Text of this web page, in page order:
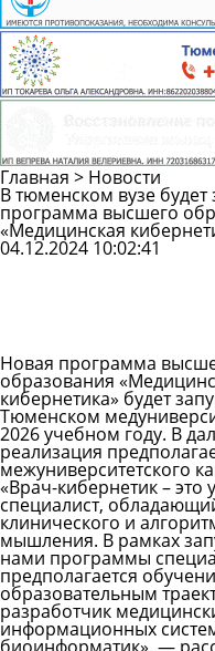
Главная > Новости
В тюменском вузе
программа высшего
«Медицинская
04.12.2024 10:02:41
Новая программа
образования
кибернетика» будет
Тюменском
2026 учебном году. В
реализация
межуниверситетского
«Врач-кибернетик – это
специалист,
клинического и
мышления. В рамках
нами программы
предполагается
образовательным
разработчик
информационных